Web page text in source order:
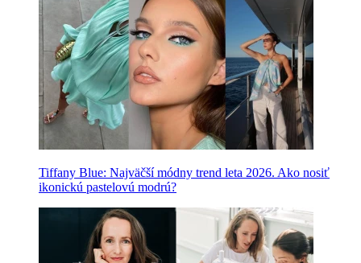
Tiffany Blue: Najväčší módny trend leta 2026. Ako nosiť
ikonickú pastelovú modrú?